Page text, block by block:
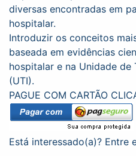
diversas encontradas em
hospitalar.
Introduzir os conceitos
baseada em evidências
hospitalar e na Unidade de
(UTI).
PAGUE COM CARTÃO
Está interessado(a)? Entre